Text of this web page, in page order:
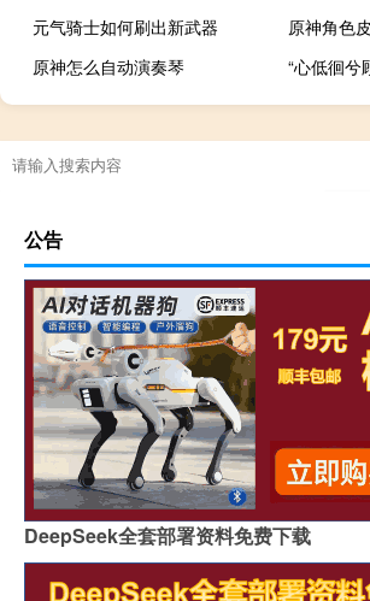
元气骑士如何刷出新武器
原神角色
原神怎么自动演奏琴
“心低徊兮
公告
DeepSeek全套部署资料免费下载